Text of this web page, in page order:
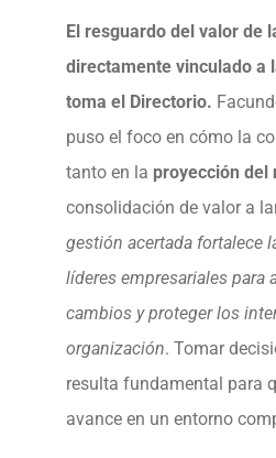
El resguardo del valor de
directamente vinculado a
toma el Directorio.
puso el foco en cómo la
tanto en la proyección del
consolidación de valor a
gestión acertada fortalece
líderes empresariales para
cambios y proteger los
organización. Tomar
resulta fundamental para
avance en un entorno